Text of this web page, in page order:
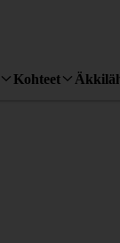
Kohteet